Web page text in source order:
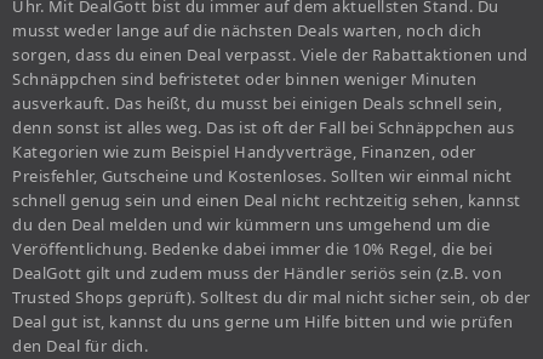
Uhr. Mit DealGott bist du immer auf dem aktuellsten Stand. Du
musst weder lange auf die nächsten Deals warten, noch dich
sorgen, dass du einen Deal verpasst. Viele der Rabattaktionen und
Schnäppchen sind befristetet oder binnen weniger Minuten
ausverkauft. Das heißt, du musst bei einigen Deals schnell sein,
denn sonst ist alles weg. Das ist oft der Fall bei Schnäppchen aus
Kategorien wie zum Beispiel Handyverträge, Finanzen, oder
Preisfehler, Gutscheine und Kostenloses. Sollten wir einmal nicht
schnell genug sein und einen Deal nicht rechtzeitig sehen, kannst
du den Deal melden und wir kümmern uns umgehend um die
Veröffentlichung. Bedenke dabei immer die 10% Regel, die bei
DealGott gilt und zudem muss der Händler seriös sein (z.B. von
Trusted Shops geprüft). Solltest du dir mal nicht sicher sein, ob der
Deal gut ist, kannst du uns gerne um Hilfe bitten und wie prüfen
den Deal für dich.